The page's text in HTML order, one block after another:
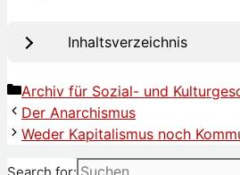
Inhaltsverzeichnis
Kategorien
Archiv für Sozial- und
Der Anarchismus
Weder Kapitalismus noch